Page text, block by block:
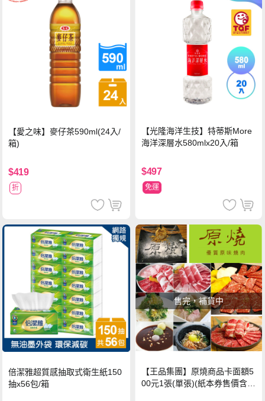
【愛之味】麥仔茶590ml(24入/
箱)
$419
折
【光隆海洋生技】特蒂斯More
海洋深層水580mlx20入/箱
$497
免運
倍潔雅超質感抽取式衛生紙150
抽x56包/箱
售完，補貨中
【王品集團】原燒商品卡面額5
00元1張(單張)(紙本券售價含平